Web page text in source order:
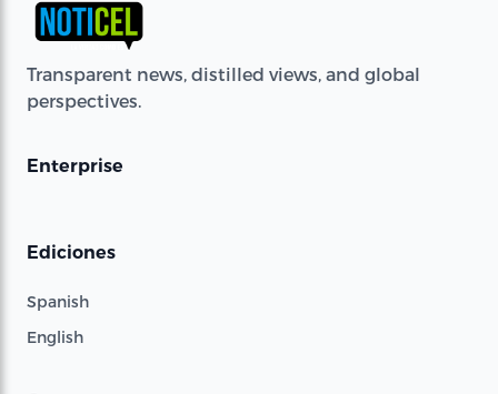
Transparent news, distilled views, and global
perspectives.
Enterprise
Ediciones
Spanish
English